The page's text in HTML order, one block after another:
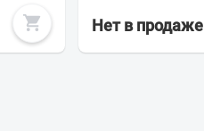
Нет в продаже